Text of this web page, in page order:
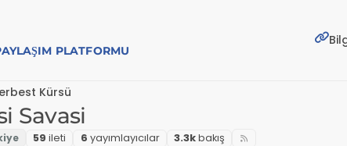
PLATFORMU
Kürsü
Savasi
59 i̇leti 6 yayımlayıcılar 3.3kbakış